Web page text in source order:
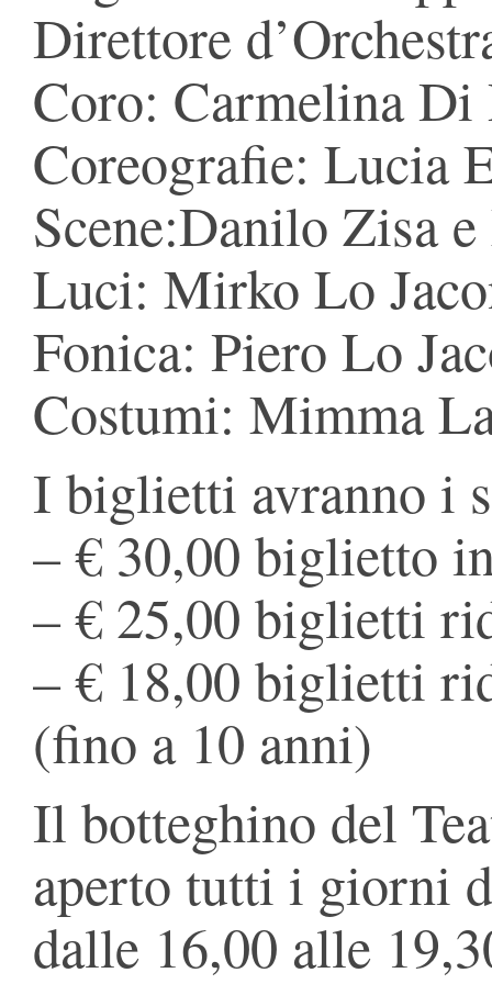
Direttore
Coro: Carmelina Di
Coreografie: Lucia
Scene:Danilo Zisa
Luci: Mirko Lo
Fonica: Piero Lo
Costumi: Mimma
I biglietti avranno i
– € 30,00 biglietto
– € 25,00 biglietti
– € 18,00 biglietti
(fino a 10 anni)
Il botteghino del
aperto tutti i giorni
dalle 16,00 alle